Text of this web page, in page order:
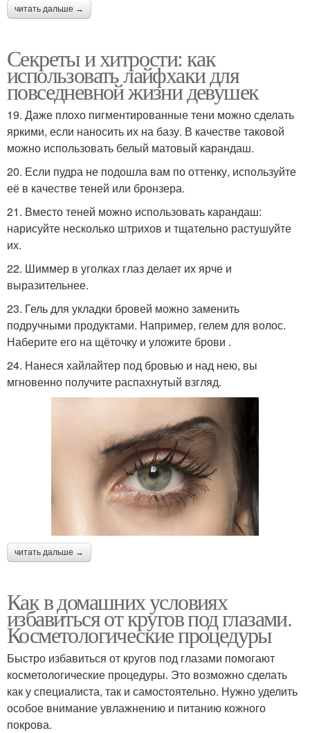
читать дальше →
Секреты и хитрости: как
использовать лайфхаки для
повседневной жизни девушек
19. Даже плохо пигментированные тени можно сделать
яркими, если наносить их на базу. В качестве таковой
можно использовать белый матовый карандаш.
20. Если пудра не подошла вам по оттенку, используйте
её в качестве теней или бронзера.
21. Вместо теней можно использовать карандаш:
нарисуйте несколько штрихов и тщательно растушуйте
их.
22. Шиммер в уголках глаз делает их ярче и
выразительнее.
23. Гель для укладки бровей можно заменить
подручными продуктами. Например, гелем для волос.
Наберите его на щёточку и уложите брови .
24. Нанеся хайлайтер под бровью и над нею, вы
мгновенно получите распахнутый взгляд.
читать дальше →
Как в домашних условиях
избавиться от кругов под глазами.
Косметологические процедуры
Быстро избавиться от кругов под глазами помогают
косметологические процедуры. Это возможно сделать
как у специалиста, так и самостоятельно. Нужно уделить
особое внимание увлажнению и питанию кожного
покрова.